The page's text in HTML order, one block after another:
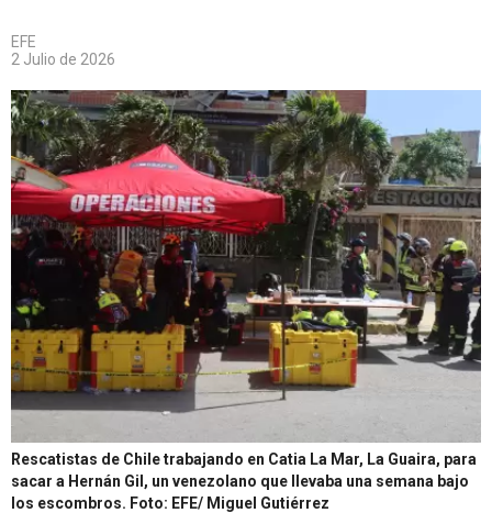
EFE
2 Julio de 2026
Rescatistas de Chile trabajando en Catia La Mar, La Guaira, para
sacar a Hernán Gil, un venezolano que llevaba una semana bajo
los escombros. Foto: EFE/ Miguel Gutiérrez